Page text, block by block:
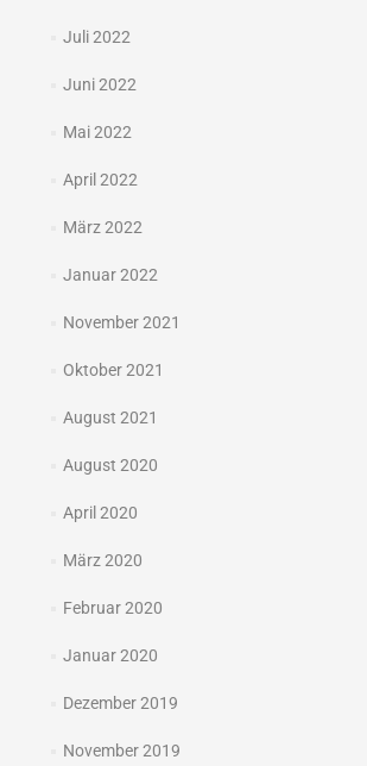
Juli 2022
Juni 2022
Mai 2022
April 2022
März 2022
Januar 2022
November 2021
Oktober 2021
August 2021
August 2020
April 2020
März 2020
Februar 2020
Januar 2020
Dezember 2019
November 2019